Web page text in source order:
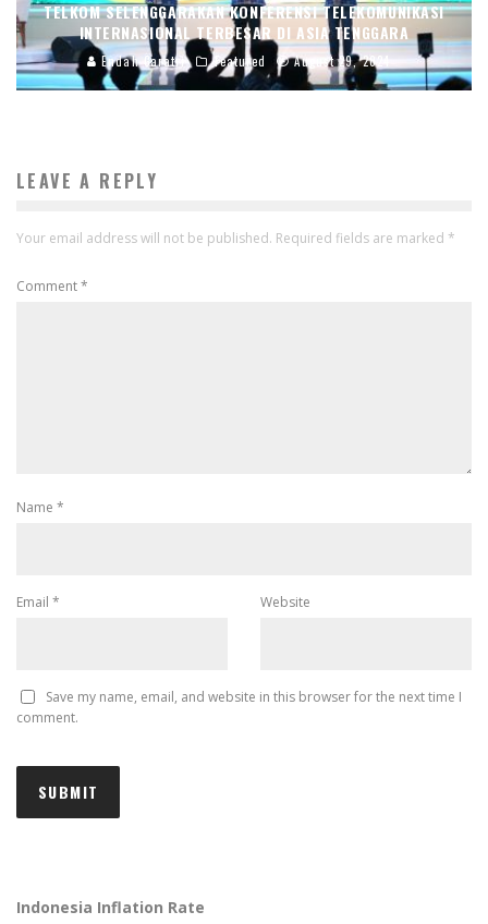
TELKOM SELENGGARAKAN KONFERENSI TELEKOMUNIKASI
INTERNASIONAL TERBESAR DI ASIA TENGGARA
Endah Caratri Featured August 29, 2024
LEAVE A REPLY
Your email address will not be published. Required fields are marked *
Comment*
Name *
Email * Website
Save my name, email, and website in this browser for the next time I
comment.
Indonesia Inflation Rate